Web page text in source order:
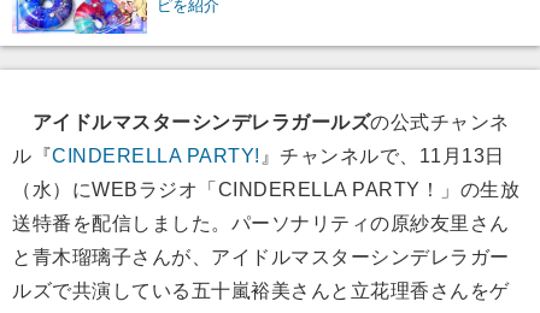
ピを紹介
アイドルマスターシンデレラガールズの公式チャンネ
ル『CINDERELLA PARTY! 』チャンネルで、11月13日
（水）にWEBラジオ「CINDERELLA PARTY！」の生放
送特番を配信しました。パーソナリティの原紗友里さん
と青木瑠璃子さんが、アイドルマスターシンデレラガー
ルズで共演している五十嵐裕美さんと立花理香さんをゲ